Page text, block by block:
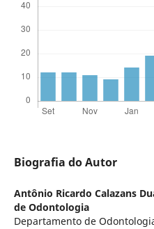
Biografia do Autor
Antônio Ricardo Calazans
de Odontologia
Departamento de